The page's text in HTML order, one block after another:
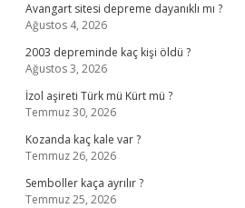
Avangart sitesi depreme dayanıklı mı ?
Ağustos 4, 2026
2003 depreminde kaç kişi öldü ?
Ağustos 3, 2026
İzol aşireti Türk mü Kürt mü ?
Temmuz 30, 2026
Kozanda kaç kale var ?
Temmuz 26, 2026
Semboller kaça ayrılır ?
Temmuz 25, 2026